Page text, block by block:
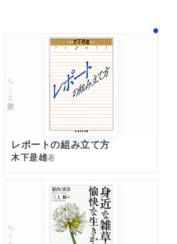
ちくま学芸文庫
レポートの組み立て方
木下是雄著
ちくま文庫